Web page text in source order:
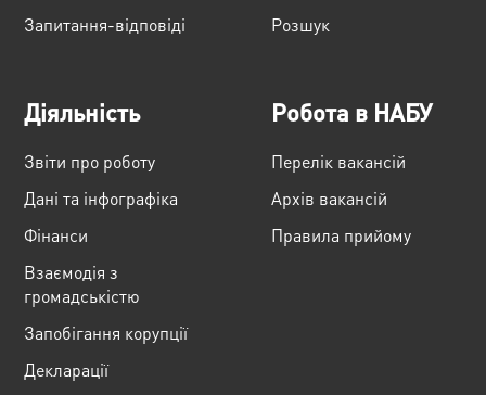
Запитання-відповіді
Розшук
Діяльність
Звіти про роботу
Дані та інфографіка
Фінанси
Взаємодія з
громадськістю
Запобігання корупції
Декларації
Робота в НАБУ
Перелік вакансій
Архів вакансій
Правила прийому